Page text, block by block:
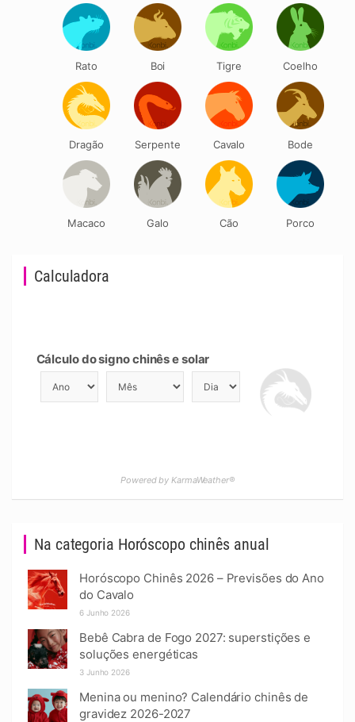
Na categoria Horóscopo chinês anual
Horóscopo Chinês 2026 – Previsões do Ano
do Cavalo
6 Junho 2026
Bebê Cabra de Fogo 2027: superstições e
soluções energéticas
3 Junho 2026
Menina ou menino? Calendário chinês de
gravidez 2026-2027
Calculadora
Cálculo do signo chinês e solar
Powered by KarmaWeather®
Rato Boi Tigre Coelho
Dragão Serpente Cavalo Bode
Macaco Galo Cão Porco